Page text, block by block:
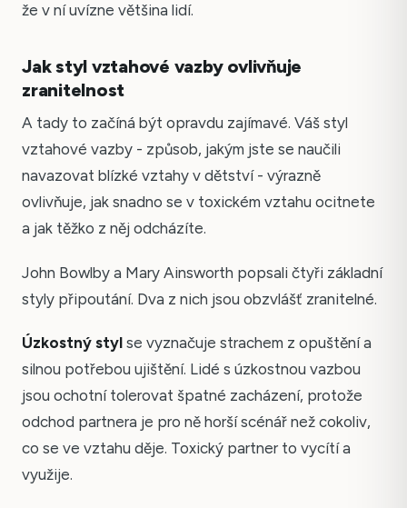
že v ní uvízne většina lidí.
Jak styl vztahové vazby ovlivňuje
zranitelnost
A tady to začíná být opravdu zajímavé. Váš styl
vztahové vazby - způsob, jakým jste se naučili
navazovat blízké vztahy v dětství - výrazně
ovlivňuje, jak snadno se v toxickém vztahu ocitnete
a jak těžko z něj odcházíte.
John Bowlby a Mary Ainsworth popsali čtyři základní
styly připoutání. Dva z nich jsou obzvlášť zranitelné.
Úzkostný styl se vyznačuje strachem z opuštění a
silnou potřebou ujištění. Lidé s úzkostnou vazbou
jsou ochotní tolerovat špatné zacházení, protože
odchod partnera je pro ně horší scénář než cokoliv,
co se ve vztahu děje. Toxický partner to vycítí a
využije.